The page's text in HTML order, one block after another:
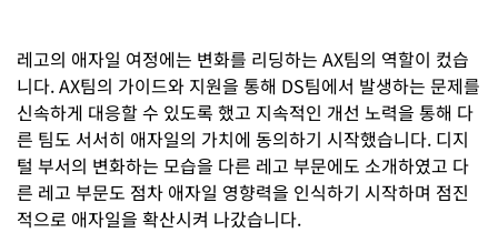
레고의 애자일 여정에는 변화를 리딩하는 AX팀의 역할이 컸습
니다. AX팀의 가이드와 지원을 통해 DS팀에서 발생하는 문제를
신속하게 대응할 수 있도록 했고 지속적인 개선 노력을 통해 다
른 팀도 서서히 애자일의 가치에 동의하기 시작했습니다. 디지
털 부서의 변화하는 모습을 다른 레고 부문에도 소개하였고 다
른 레고 부문도 점차 애자일 영향력을 인식하기 시작하며 점진
적으로 애자일을 확산시켜 나갔습니다.